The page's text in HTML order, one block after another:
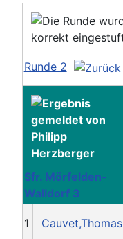
Runde 2
Sfr. Mörfelden-
Walldorf 3
1 Cauvet,Thomas